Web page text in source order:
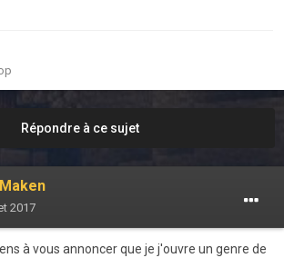
Répondre à ce sujet
2017
à vous annoncer que je j'ouvre un genre de